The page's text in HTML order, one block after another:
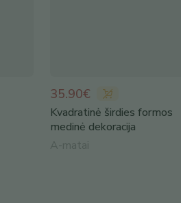
35.90€
Kvadratinė širdies formos
medinė dekoracija
A-matai